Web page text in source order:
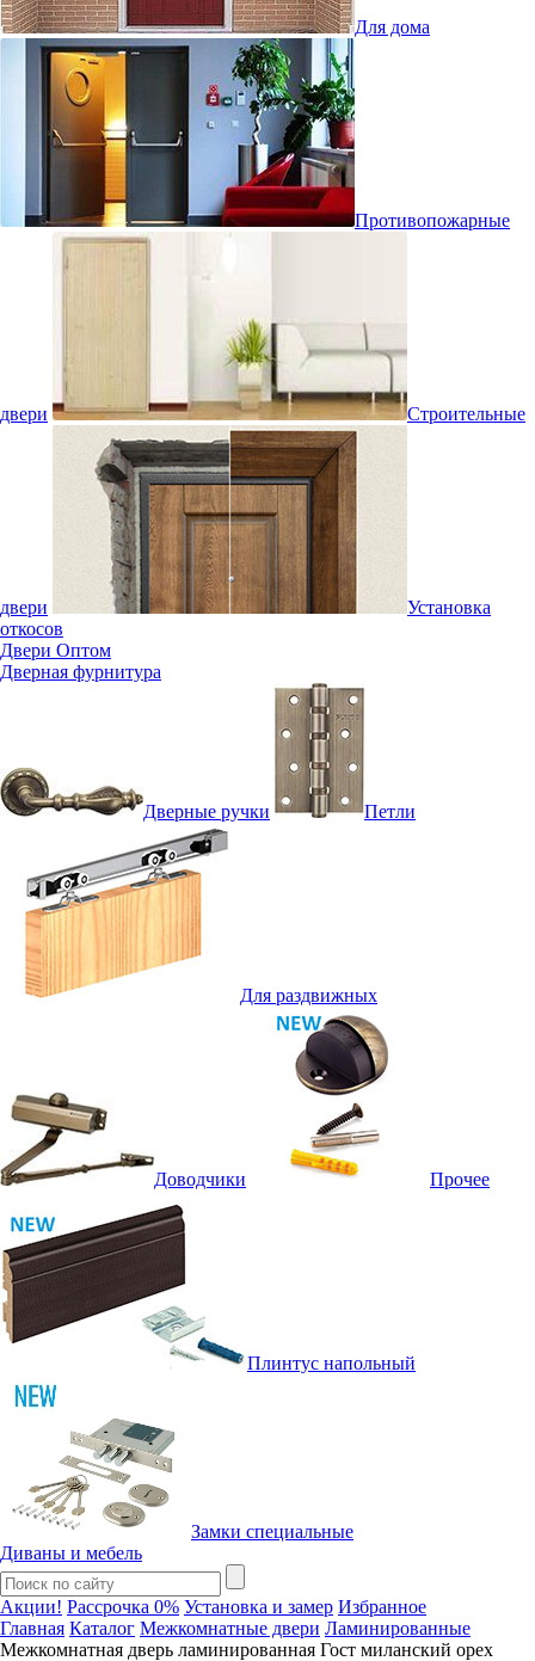
Для дома
Противопожарные
двери Строительные
двери
Установка
откосов
Двери Оптом
Дверная фурнитура
Дверные ручки Петли
Для раздвижных
Доводчики Прочее
Плинтус напольный
Замки специальные
Диваны и мебель
Акции! Рассрочка 0% Установка и замер Избранное
Главная Каталог Межкомнатные двери Ламинированные
Межкомнатная дверь ламинированная Гост миланский орех